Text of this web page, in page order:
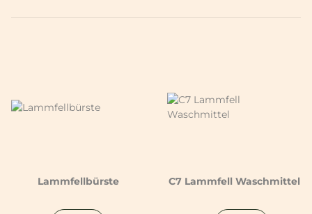
Lammfellbürste C7 Lammfell Waschmittel